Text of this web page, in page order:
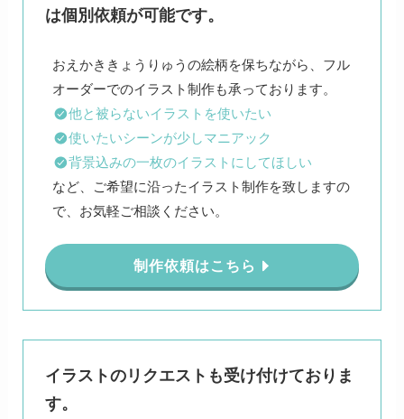
は個別依頼が可能です。
おえかききょうりゅうの絵柄を保ちながら、フル
他と被らないイラストを使いたい
使いたいシーンが少しマニアック
背景込みの一枚のイラストにしてほしい
など、ご希望に沿ったイラスト制作を致しますの
で、お気軽ご相談ください。
制作依頼はこちら
イラストのリクエストも受け付けておりま
す。